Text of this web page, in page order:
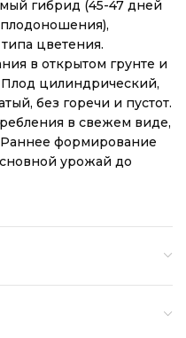
гибрид (45-47 дней
цветения.
в открытом грунте и
цилиндрический,
без горечи и пустот.
в свежем виде,
формирование
урожай до